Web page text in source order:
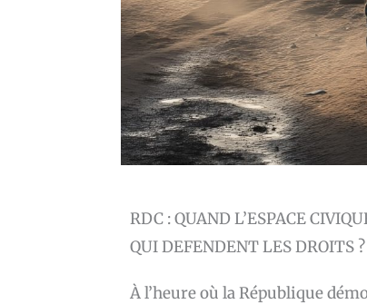
RDC : QUAND L’ESPACE
QUI DEFENDENT LES DROITS ?
À l’heure où la République